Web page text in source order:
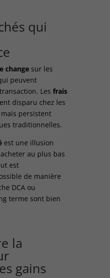
qui
change sur les
peuvent
Les frais
disparu chez les
persistent
traditionnelles.
est une illusion
au plus bas
est
de manière
DCA ou
terme sont bien
la
gains